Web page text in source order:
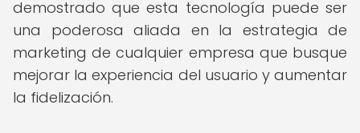
demostrado que esta tecnología puede ser
una poderosa aliada en la estrategia de
marketing de cualquier empresa que busque
mejorar la experiencia del usuario y aumentar
la fidelización.